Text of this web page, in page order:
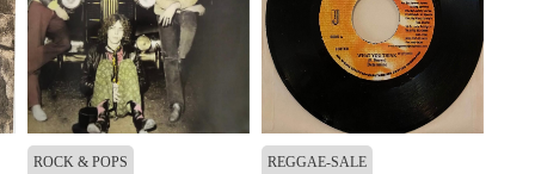
ROCK & POPS REGGAE-SALE